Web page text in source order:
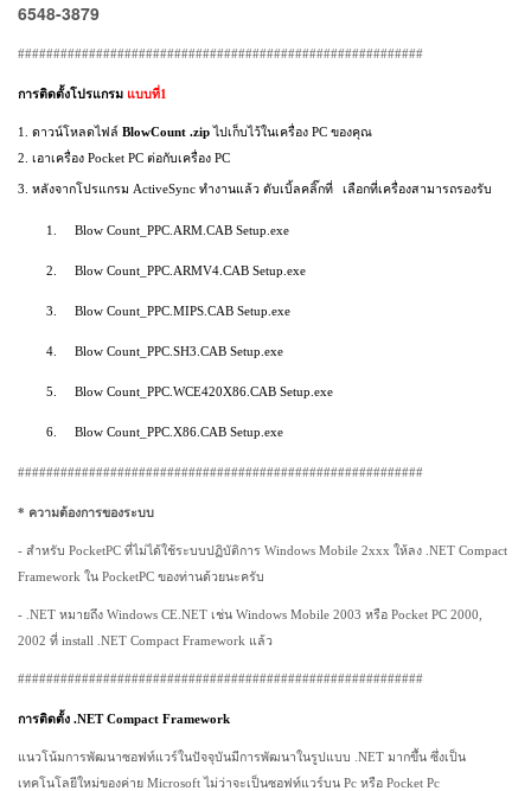
6548-3879
#########################################################
การติดตั้งโปรแกรม แบบที่1
1. ดาวน์โหลดไฟล์ BlowCount .zip ไปเก็บไว้ในเครื่อง PC ของคุณ
2. เอาเครื่อง Pocket PC ต่อกับเครื่อง PC
3. หลังจากโปรแกรม ActiveSync ทำงานแล้ว ดับเบิ้ลคลิ๊กที่ เลือกที่เครื่องสามารถรองรับ
1. Blow Count_PPC.ARM.CAB Setup.exe
2. Blow Count_PPC.ARMV4 CAB Setup.exe
3. Blow Count_PPC.MIPS.CAB Setup.exe
4. Blow Count_PPC.SH3. CAB Setup.exe
5. Blow Count_PPC.WCE420X86. CAB Setup.exe
6. Blow Count_PPC.X86. CAB Setup.exe
#########################################################
* ความต้องการของระบบ
- สำหรับ PocketPC ที่ไม่ได้ใช้ระบบปฏิบัติการ Windows Mobile 2xxx ให้ลง . NET Compact
Framework ใน PocketPC ของท่านด้วยนะครับ
- .NET หมายถึง Windows CE.NET เช่น Windows Mobile 2003 หรือ Pocket PC 2000,
2002 ที่ install .NET Compact Framework แล้ว
#########################################################
การติดตั้ง .NET Compact Framework
แนวโน้มการพัฒนาซอฟท์แวร์ในปัจจุบันมีการพัฒนาในรูปแบบ . NET มากขึ้น ซึ่งเป็น
เทคโนโลยีใหม่ของค่าย Microsoft ไม่ว่าจะเป็นซอฟท์แวร์บน Pc หรือ Pocket Pc